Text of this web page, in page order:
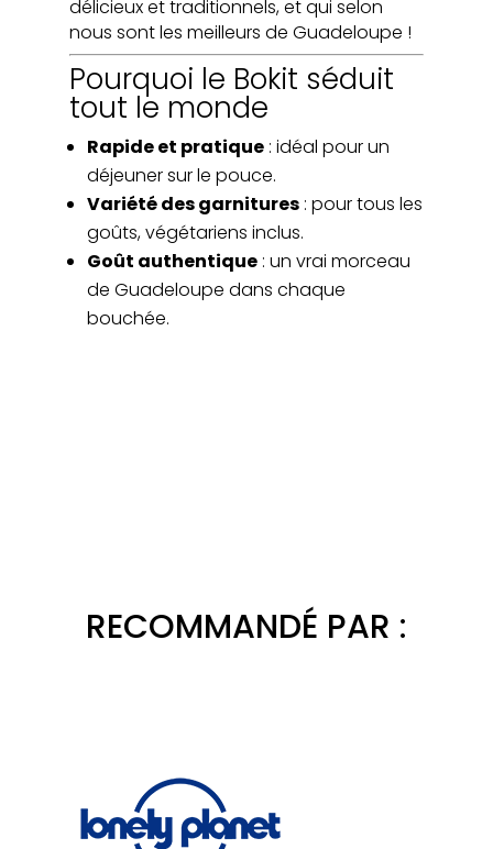
délicieux et traditionnels, et qui selon
nous sont les meilleurs de Guadeloupe !
Pourquoi le Bokit séduit
tout le monde
Rapide et pratique: idéal pour un
déjeuner sur le pouce.
Variété des garnitures: pour tous les
goûts, végétariens inclus.
Goût authentique: un vrai morceau
de Guadeloupe dans chaque
bouchée.
RECOMMANDÉ PAR :